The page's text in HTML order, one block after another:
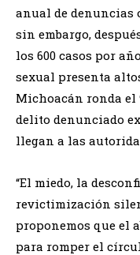
anual de denuncias
sin embargo,
los 600 casos por
sexual presenta
Michoacán ronda el
delito denunciado
llegan a las
“El miedo, la
revictimización
proponemos que el
para romper el